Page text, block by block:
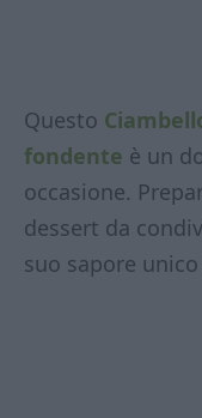
Questo
fondente è un
occasione.
dessert da
suo sapore